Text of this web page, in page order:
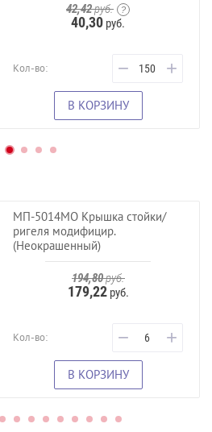
42,42руб.
40,30 руб.
Кол-во: − +
В КОРЗИНУ
МП-5014МО Крышка стойки/
ригеля модифицир.
(Неокрашенный)
194,80руб.
179,22руб.
Кол-во: − +
В КОРЗИНУ